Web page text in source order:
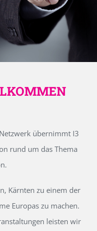
übernimmt I3
rund um das Thema
Kärnten zu einem der
Europas zu machen.
leisten wir